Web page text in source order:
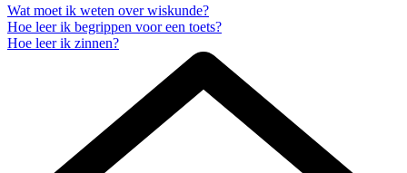
Wat moet ik weten over wiskunde?
Hoe leer ik begrippen voor een toets?
Hoe leer ik zinnen?